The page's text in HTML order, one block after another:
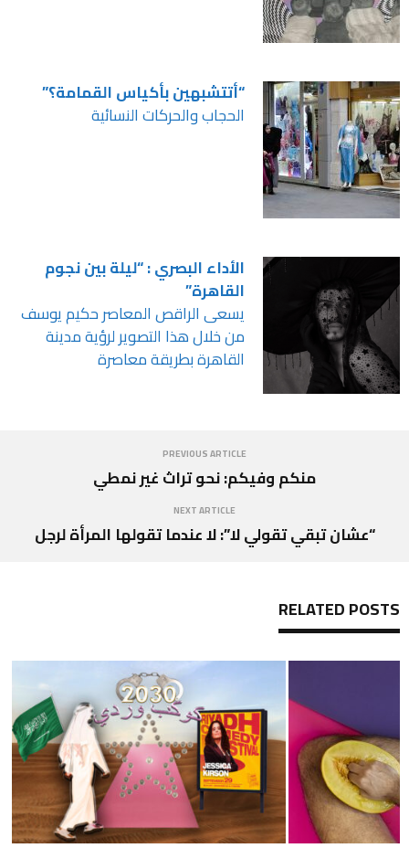
“أتتشبهين بأكياس القمامة؟”
الحجاب والحركات النسائية
الأداء البصري : “ليلة بين نجوم
القاهرة”
يسعى الراقص المعاصر حكيم يوسف
من خلال هذا التصوير لرؤية مدينة
القاهرة بطريقة معاصرة
PREVIOUS ARTICLE
منكم وفيكم: نحو تراث غير نمطي
NEXT ARTICLE
“عشان تبقي تقولي لا”: لا عندما تقولها المرأة لرجل
RELATED POSTS